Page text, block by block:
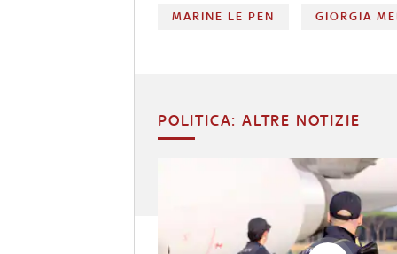
MARINE LE PEN GIORGIA
POLITICA: ALTRE NOTIZIE